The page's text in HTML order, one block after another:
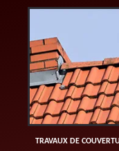
TRAVAUX DE